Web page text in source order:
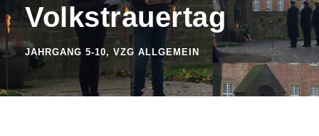
Volkstrauertag
JAHRGANG 5-10, VZG ALLGEMEIN